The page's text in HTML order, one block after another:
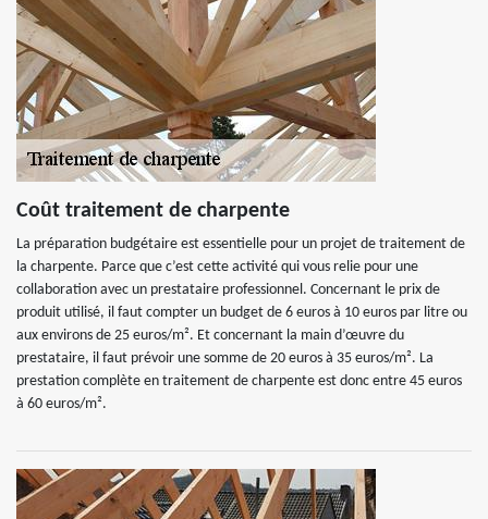
Coût traitement de charpente
La préparation budgétaire est essentielle pour un projet de traitement de
la charpente. Parce que c’est cette activité qui vous relie pour une
collaboration avec un prestataire professionnel. Concernant le prix de
produit utilisé, il faut compter un budget de 6 euros à 10 euros par litre ou
aux environs de 25 euros/m². Et concernant la main d’œuvre du
prestataire, il faut prévoir une somme de 20 euros à 35 euros/m². La
prestation complète en traitement de charpente est donc entre 45 euros
à 60 euros/m².